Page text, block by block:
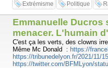
Extrémisme Politique
Emmanuelle Ducros
menacer. L'humain
C'est ça les verts, des clowns
Même Mc Donald : https://
https://tribunedelyon.fr/2021/11/
https://twitter.com/BFMLyon/